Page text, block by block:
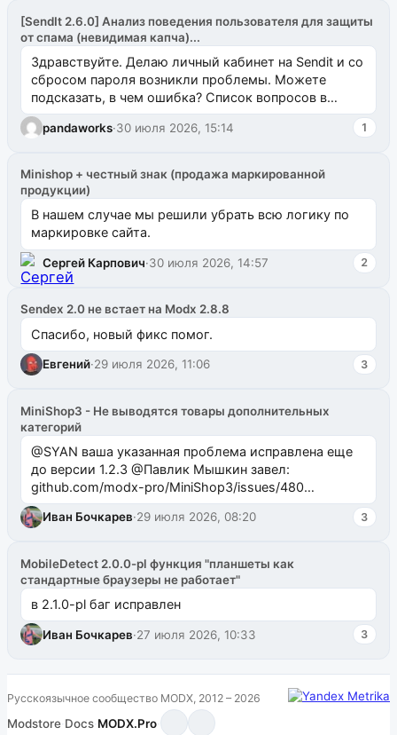
[SendIt 2.6.0] Анализ поведения пользователя для защиты
от спама (невидимая капча)...
Здравствуйте. Делаю личный кабинет на Sendit и со
сбросом пароля возникли проблемы. Можете
подсказать, в чем ошибка? Список вопросов в
одноименном разделе на modx.pro пока пуст, и,...
pandaworks·30 июля 2026, 15:14 1
Minishop + честный знак (продажа маркированной
продукции)
В нашем случае мы решили убрать всю логику по
маркировке сайта.
Сергей Карпович·30 июля 2026, 14:57 2
Sendex 2.0 не встает на Modx 2.8.8
Спасибо, новый фикс помог.
Евгений·29 июля 2026, 11:06 3
MiniShop3 - Не выводятся товары дополнительных
категорий
@SYAN ваша указанная проблема исправлена еще
до версии 1.2.3 @Павлик Мышкин завел:
github.com/modx-pro/MiniShop3/issues/480
github.com/modx-pro/MiniShop3/issues/481Исправим
в б...
Иван Бочкарев·29 июля 2026, 08:20 3
MobileDetect 2.0.0-pl функция "планшеты как
стандартные браузеры не работает"
в 2.1.0-pl баг исправлен
Иван Бочкарев·27 июля 2026, 10:33 3
Русскоязычное сообщество MODX, 2012 – 2026
Modstore·Docs·MODX.Pro·